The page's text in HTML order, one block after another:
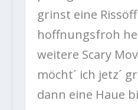
grinst eine
hoffnungsfroh
weitere Scary
möcht´ ich jetz´
dann eine Haue